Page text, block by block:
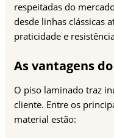
respeitadas do
desde linhas clássicas
praticidade e
As vantagens
O piso laminado traz
cliente. Entre os
material estão: